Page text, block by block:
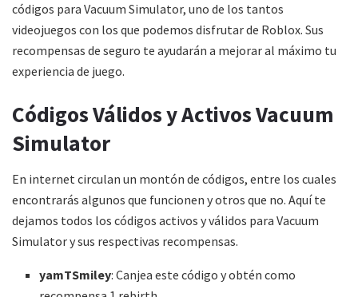
códigos para Vacuum Simulator, uno de los tantos
videojuegos con los que podemos disfrutar de Roblox. Sus
recompensas de seguro te ayudarán a mejorar al máximo tu
experiencia de juego.
Códigos Válidos y Activos Vacuum
Simulator
En internet circulan un montón de códigos, entre los cuales
encontrarás algunos que funcionen y otros que no. Aquí te
dejamos todos los códigos activos y válidos para Vacuum
Simulator y sus respectivas recompensas.
yamTSmiley: Canjea este código y obtén como